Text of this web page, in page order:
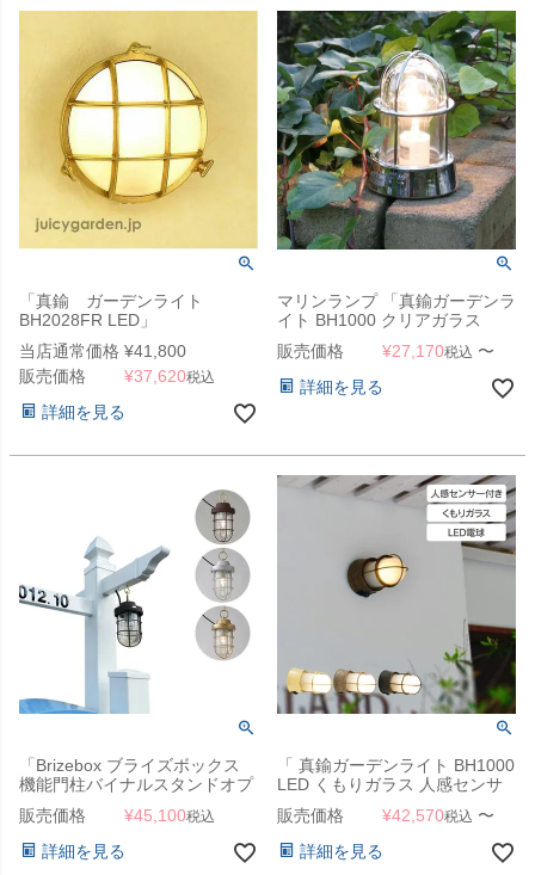
「真鍮 ガーデンライト
BH2028FR LED」
当店通常価格 ¥41,800
販売価格
¥37,620税込
詳細を見る
マリンランプ 「真鍮ガーデンラ
イト BH1000 クリアガラス
LED」
販売価格 ¥27,170税込 〜
詳細を見る
「Brizebox ブライズボックス
機能門柱バイナルスタンドオプ
ション 吊り下げ式マリンラン
プ」【バイナルスタンドと同時
購入のみ注文可能】
販売価格 ¥45,100税込
詳細を見る
「 真鍮ガーデンライト BH1000
LED くもりガラス 人感センサ
ー付き 」
販売価格 ¥42,570税込 〜
詳細を見る